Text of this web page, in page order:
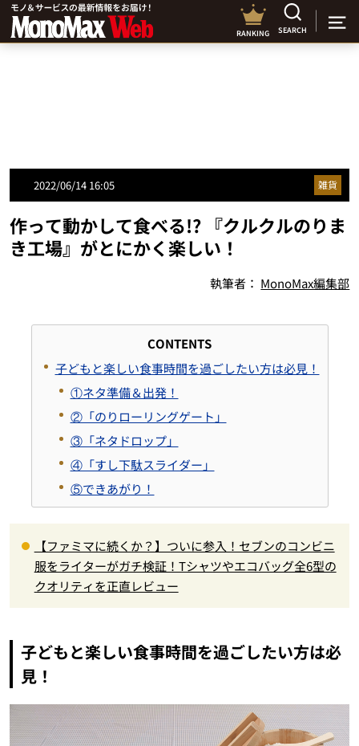
RANKING SEARCH
2022/06/14 16:05 雑貨
作って動かして食べる!? 『クルクルのりま
き工場』がとにかく楽しい！
執筆者： MonoMax編集部
CONTENTS
子どもと楽しい食事時間を過ごしたい方は必見！
①ネタ準備＆出発！
②「のりローリングゲート」
③「ネタドロップ」
④「すし下駄スライダー」
⑤できあがり！
【ファミマに続くか？】ついに参入！セブンのコンビニ
服をライターがガチ検証！Tシャツやエコバッグ全6型の
クオリティを正直レビュー
子どもと楽しい食事時間を過ごしたい方は必
見！